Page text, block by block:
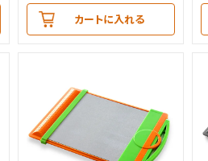
カートに入れる